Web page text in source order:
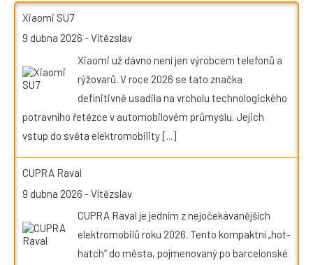
Xiaomi SU7
9 dubna 2026 -Vítězslav
Xiaomi už dávno není jen výrobcem telefonů a
rýžovarů. V roce 2026 se tato značka
definitivně usadila na vrcholu technologického
potravního řetězce v automobilovém průmyslu. Jejich
vstup do světa elektromobility[...]
CUPRA Raval
9 dubna 2026 -Vítězslav
CUPRA Raval je jedním z nejočekávanějších
elektromobilů roku 2026. Tento kompaktní „hot-
hatch“ do města, pojmenovaný po barcelonské